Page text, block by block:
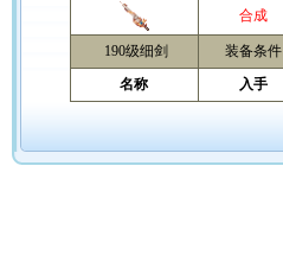
合成
190级细剑 装备条件
名称
入手